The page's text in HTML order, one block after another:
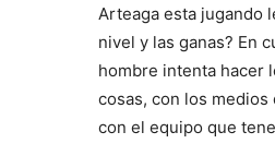
Arteaga esta jugando
nivel y las ganas? En
hombre intenta hacer
cosas, con los medios
con el equipo que